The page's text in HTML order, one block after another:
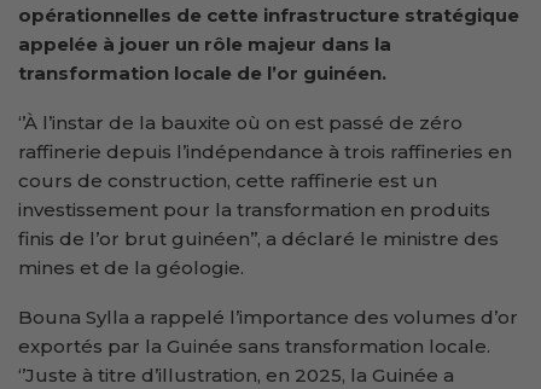
opérationnelles de cette infrastructure stratégique
appelée à jouer un rôle majeur dans la
transformation locale de l’or guinéen.
‘’À l’instar de la bauxite où on est passé de zéro
raffinerie depuis l’indépendance à trois raffineries en
cours de construction, cette raffinerie est un
investissement pour la transformation en produits
finis de l’or brut guinéen’’, a déclaré le ministre des
mines et de la géologie.
Bouna Sylla a rappelé l’importance des volumes d’or
exportés par la Guinée sans transformation locale.
‘’Juste à titre d’illustration, en 2025, la Guinée a